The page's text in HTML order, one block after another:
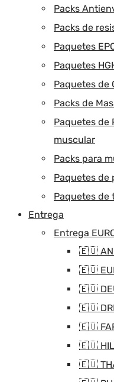
Packs
Packs de
Paquetes
Paquetes
Paquetes de
Packs de
Paquetes de
muscular
Packs para
Paquetes de
Paquetes de
Entrega
Entrega
🇪🇺
🇪🇺
🇪🇺
🇪🇺
🇪🇺
🇪🇺
🇪🇺